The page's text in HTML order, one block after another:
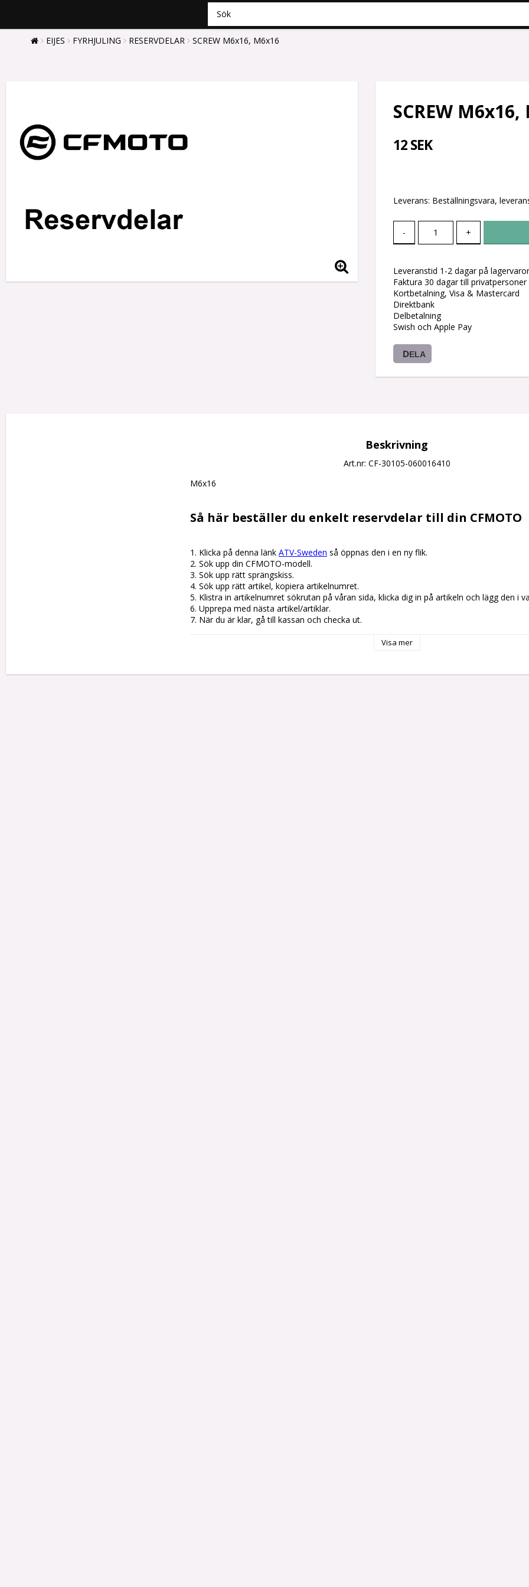
EIJES FYRHJULING RESERVDELAR SCREW M6x16, M6x16
SCREW M6x16,
12 SEK
Leverans: Beställningsvara,
- +
Leveranstid 1-2 dagar på lagervaror
Faktura 30 dagar till
Kortbetalning, Visa & Mastercard
Direktbank
Delbetalning
Swish och Apple Pay
DELA
Beskrivning
Art.nr: CF-30105-060016410
M6x16
Så här beställer du enkelt reservdelar till din CFMOTO
1. Klicka på denna länk ATV-Sweden så öppnas den i en ny flik.
2. Sök upp din CFMOTO-modell.
3. Sök upp rätt sprängskiss.
4. Sök upp rätt artikel, kopiera artikelnumret.
5. Klistra in artikelnumret sökrutan på våran sida, klicka dig in på artikeln och lägg den i
6. Upprepa med nästa artikel/artiklar.
7. När du är klar, gå till kassan och checka ut.
Visa mer